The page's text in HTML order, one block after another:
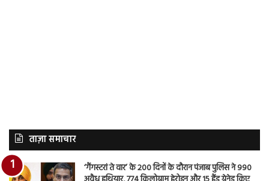
ताज़ा समाचार
‘गैंगस्टरां ते वार’ के 200 दिनों के दौरान पंजाब पुलिस ने 990